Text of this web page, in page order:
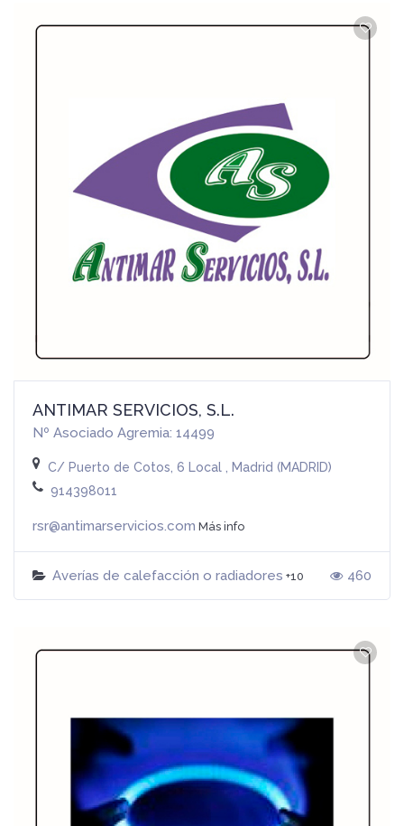
ANTIMAR SERVICIOS, S.L.
Nº Asociado Agremia: 14499
C/ Puerto de Cotos, 6 Local , Madrid (MADRID)
914398011
rsr@antimarservicios.com Más info
Averías de calefacción o radiadores +10 460